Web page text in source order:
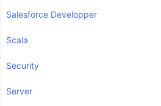
Salesforce Developper
Scala
Security
Server